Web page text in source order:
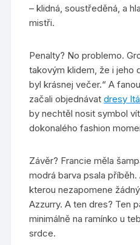
– klidná, soustředěná, a
mistři.
Penalty? No problemo.
takovým klidem, že i jeho
byl krásnej večer.“ A
začali objednávatdresy
by nechtěl nosit symbol
dokonalého fashion
Závěr? Francie měla
modrá barva psala
kterou nezapomene
Azzurry. A ten dres? Ten
minimálně na ramínko u
srdce.